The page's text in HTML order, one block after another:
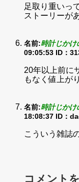
足取り重いっ
ストーリーが
名前:時計じかけ
09:05:53 ID：
20年以上前に
もなく値上が
名前:時計じかけ
18:08:37 ID：
こういう雑誌
コメント